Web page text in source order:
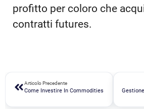
profitto per coloro che
contratti futures.
Articolo Precedente
Come Investire In Commodities